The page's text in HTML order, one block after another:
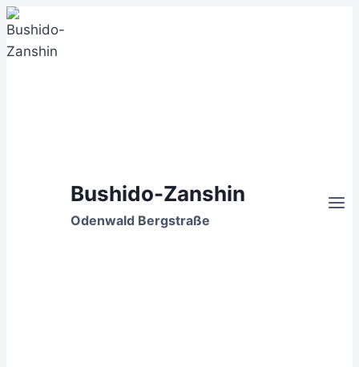
Zum
Inhalt
springen
Bushido-Zanshin
Odenwald Bergstraße